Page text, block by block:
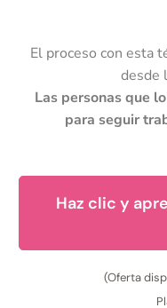
El proceso con esta
desde
Las personas que
para seguir
Haz clic y
(Oferta